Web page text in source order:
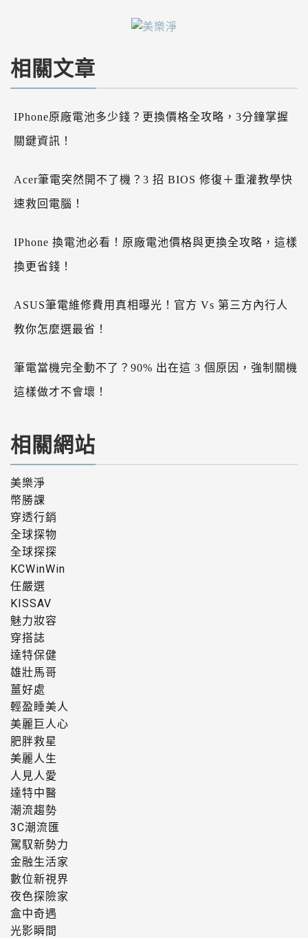
相關文章
IPhone原廠電池多少錢？更換價格全攻略，3分鐘掌握
關鍵資訊！
Acer筆電突然開不了機？3 招 BIOS 修復＋重灌教學快
速救回電腦！
IPhone 換電池必看！原廠電池價格與更換全攻略，這樣
換更省錢！
ASUS筆電維修費用真相曝光！官方 Vs 第三方內行人
教你怎麼選最省！
筆電當機完全動不了？90% 出在這 3 個原因，強制關機
這樣做才不會壞！
相關網站
美樂淨
幣勝課
穿透行銷
全球探物
全球探探
KCWinWin
任嚴選
KISSAV
魅力妝容
穿搭誌
達特保健
雄壯馬哥
薑好處
輕盈睡美人
美麗巨人心
肥胖救星
美麗人生
人見人愛
達特中醫
潮流趨勢
3C潮流匯
駕馭新勢力
金融生活家
數位新視界
夜色探險家
盒中奇遇
光影瞬間